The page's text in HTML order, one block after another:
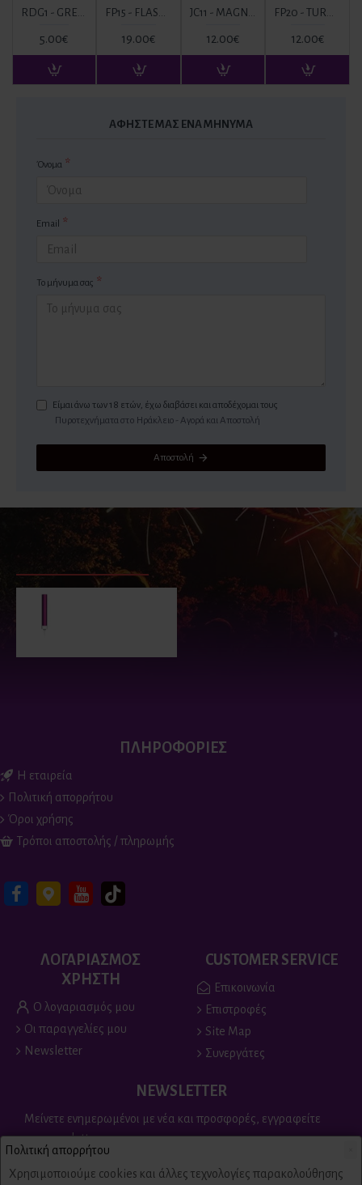
RDG1 - GREEN ΚΑΠΝΟΓΟΝΟ ΠΡΑΣΙΝΟ
5.00€
FP15 - FLASH BANGERS WITH FUSE
19.00€
JC11 - MAGNUM
12.00€
FP20 - TURBO CRACKERS
12.00€
ΑΦΉΣΤΕ ΜΑΣ ΈΝΑ ΜΉΝΥΜΑ
Όνομα
Email
Το μήνυμα σας
Είμαι άνω των 18 ετών, έχω διαβάσει και αποδέχομαι τους
Πυροτεχνήματα στo Ηράκλειο - Αγορά και Αποστολή
Αποστολή
ΕΙΔΑΤΕ ΠΡΟΣΦΑΤΑ ΕΙΔΑΝ ΟΙ ΠΕΡΙΣΣΟΤΕΡΟΙ
ΠΛΗΡΟΦΟΡΙΕΣ
Η εταιρεία
Πολιτική απορρήτου
Όροι χρήσης
Τρόποι αποστολής / πληρωμής
ΛΟΓΑΡΙΑΣΜΟΣ
ΧΡΗΣΤΗ
Ο λογαριασμός μου
Οι παραγγελίες μου
Newsletter
CUSTOMER SERVICE
Επικοινωνία
Επιστροφές
Site Map
Συνεργάτες
NEWSLETTER
Μείνετε ενημερωμένοι με νέα και προσφορές, εγγραφείτε
στο newsletter
Send
Πολιτική απορρήτου
Χρησιμοποιούμε cookies και άλλες τεχνολογίες παρακολούθησης